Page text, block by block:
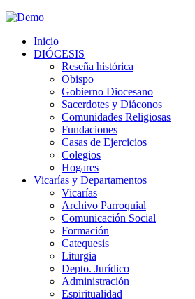
Inicio
DIÓCESIS
Reseña histórica
Obispo
Gobierno Diocesano
Sacerdotes y Diáconos
Comunidades Religiosas
Fundaciones
Casas de Ejercicios
Colegios
Hogares
Vicarías y Departamentos
Vicarías
Archivo Parroquial
Comunicación Social
Formación
Catequesis
Liturgia
Depto. Jurídico
Administración
Espiritualidad